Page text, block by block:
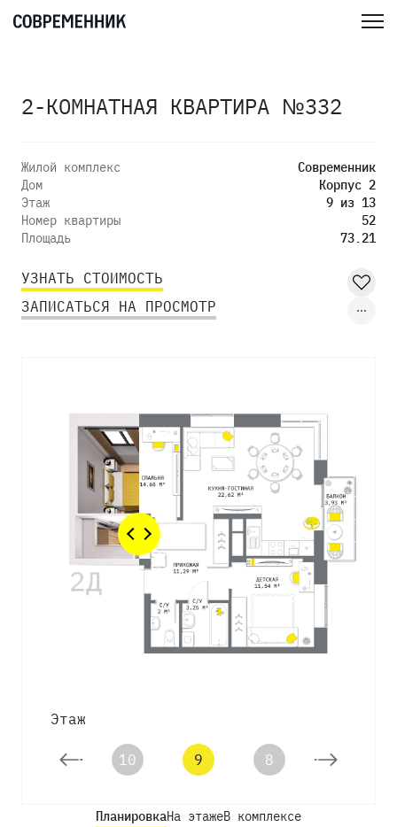
2-КОМНАТНАЯ КВАРТИРА №332
Жилой комплекс
Современник
Дом
Корпус 2
Этаж
9 из 13
Номер квартиры
52
Площадь
73.21
УЗНАТЬ СТОИМОСТЬ
ЗАПИСАТЬСЯ НА ПРОСМОТР
Этаж
11 10 9 8 7
ПланировкаНа этажеВ комплексе